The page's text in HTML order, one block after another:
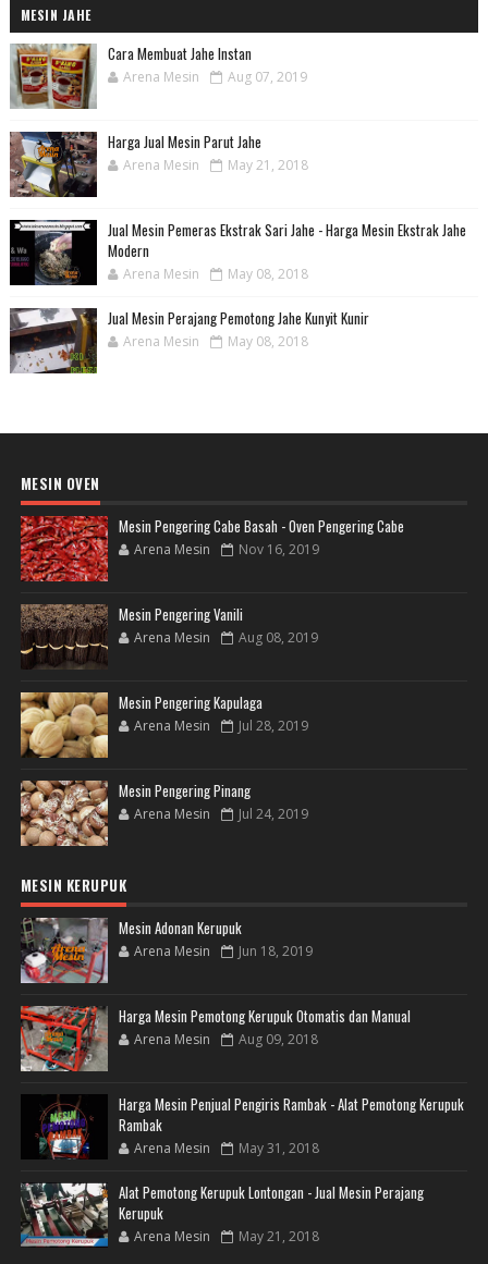
MESIN JAHE
Cara Membuat Jahe Instan
Arena Mesin Aug 07, 2019
Harga Jual Mesin Parut Jahe
Arena Mesin May 21, 2018
Jual Mesin Pemeras Ekstrak Sari Jahe - Harga Mesin Ekstrak Jahe
Modern
Arena Mesin May 08, 2018
Jual Mesin Perajang Pemotong Jahe Kunyit Kunir
Arena Mesin May 08, 2018
MESIN OVEN
Mesin Pengering Cabe Basah - Oven Pengering Cabe
Arena Mesin Nov 16, 2019
Mesin Pengering Vanili
Arena Mesin Aug 08, 2019
Mesin Pengering Kapulaga
Arena Mesin Jul 28, 2019
Mesin Pengering Pinang
Arena Mesin Jul 24, 2019
MESIN KERUPUK
Mesin Adonan Kerupuk
Arena Mesin Jun 18, 2019
Harga Mesin Pemotong Kerupuk Otomatis dan Manual
Arena Mesin Aug 09, 2018
Harga Mesin Penjual Pengiris Rambak - Alat Pemotong Kerupuk
Rambak
Arena Mesin May 31, 2018
Alat Pemotong Kerupuk Lontongan - Jual Mesin Perajang
Kerupuk
Arena Mesin May 21, 2018